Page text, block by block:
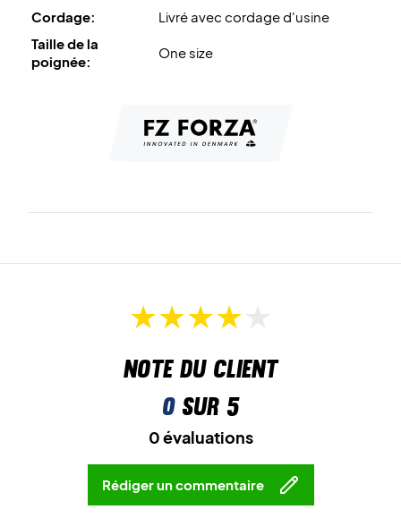
Cordage:
Livré avec cordage d'usine
Taille de la
poignée:
One size
Note du client
0sur 5
0 évaluations
Rédiger un commentaire